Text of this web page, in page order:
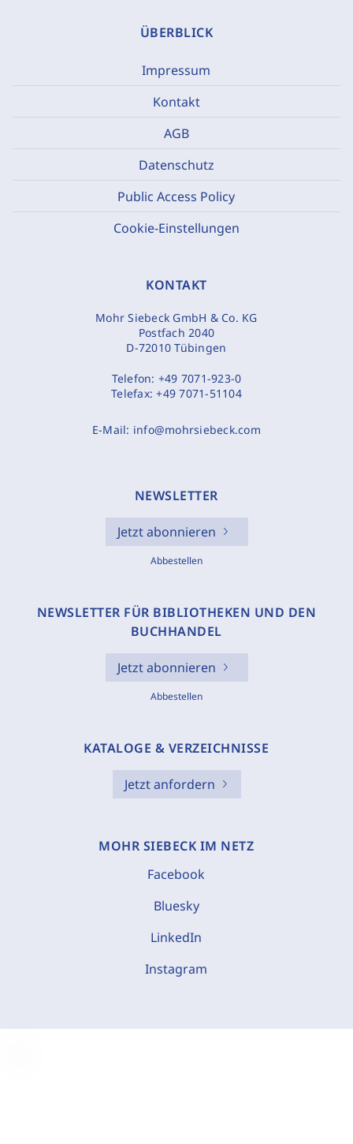
ÜBERBLICK
Impressum
Kontakt
AGB
Datenschutz
Public Access Policy
Cookie-Einstellungen
KONTAKT
Mohr Siebeck GmbH & Co. KG
Postfach 2040
D-72010 Tübingen
Telefon: +49 7071-923-0
Telefax:+49 7071-51104
E-Mail: info@mohrsiebeck.com
NEWSLETTER
Jetzt abonnieren
Abbestellen
NEWSLETTER FÜR BIBLIOTHEKEN UND DEN
BUCHHANDEL
Jetzt abonnieren
Abbestellen
KATALOGE & VERZEICHNISSE
Jetzt anfordern
MOHR SIEBECK IM NETZ
Facebook
Bluesky
LinkedIn
Instagram